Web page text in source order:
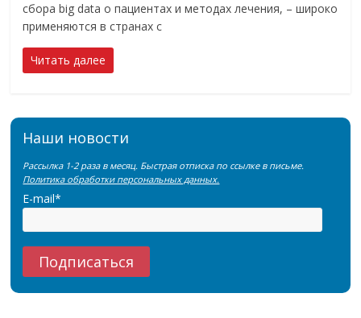
сбора big data о пациентах и методах лечения, – широко
применяются в странах с
Читать далее
Наши новости
Рассылка 1-2 раза в месяц. Быстрая отписка по ссылке в письме.
Политика обработки персональных данных.
E-mail*